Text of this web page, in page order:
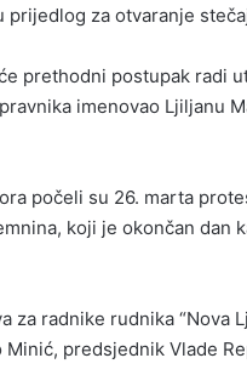
za otvaranje
prethodni postupak radi
imenovao Ljiljanu
počeli su 26. marta
koji je okončan dan
radnike rudnika “Nova
predsjednik Vlade